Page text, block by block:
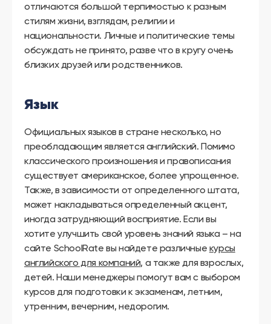
отличаются большой терпимостью к разным
стилям жизни, взглядам, религии и
национальности. Личные и политические темы
обсуждать не принято, разве что в кругу очень
близких друзей или родственников.
Язык
Официальных языков в стране несколько, но
преобладающим является английский. Помимо
классического произношения и правописания
существует американское, более упрощенное.
Также, в зависимости от определенного штата,
может накладываться определенный акцент,
иногда затрудняющий восприятие. Если вы
хотите улучшить свой уровень знаний языка – на
сайте SchoolRate вы найдете различные курсы
английского для компаний, а также для взрослых,
детей. Наши менеджеры помогут вам с выбором
курсов для подготовки к экзаменам, летним,
утренним, вечерним, недорогим.